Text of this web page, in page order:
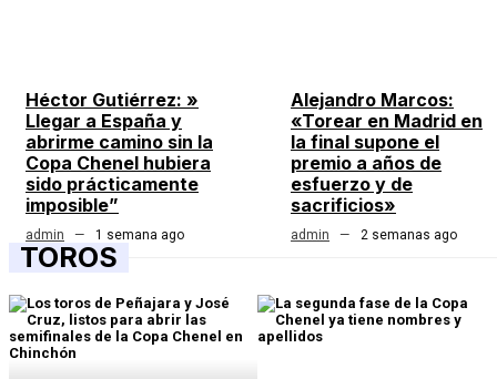
Héctor Gutiérrez: »
Llegar a España y
abrirme camino sin la
Copa Chenel hubiera
sido prácticamente
imposible”
admin 1 semana ago
Alejandro Marcos:
«Torear en Madrid en
la final supone el
premio a años de
esfuerzo y de
sacrificios»
admin 2 semanas ago
TOROS